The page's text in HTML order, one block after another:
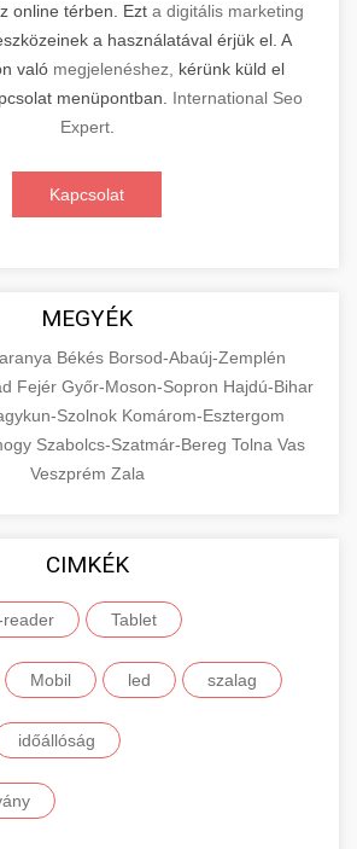
online térben. Ezt a digitális marketing
a használatával érjük el. A
való megjelenéshez,
kérünk küld el
menüpontban. International Seo
Expert.
Kapcsolat
MEGYÉK
Békés Borsod-Abaúj-Zemplén
Fejér Győr-Moson-Sopron Hajdú-Bihar
Szolnok Komárom-Esztergom
Szabolcs-Szatmár-Bereg Tolna Vas
Veszprém Zala
CIMKÉK
reader Tablet
Mobil led szalag
időállóság